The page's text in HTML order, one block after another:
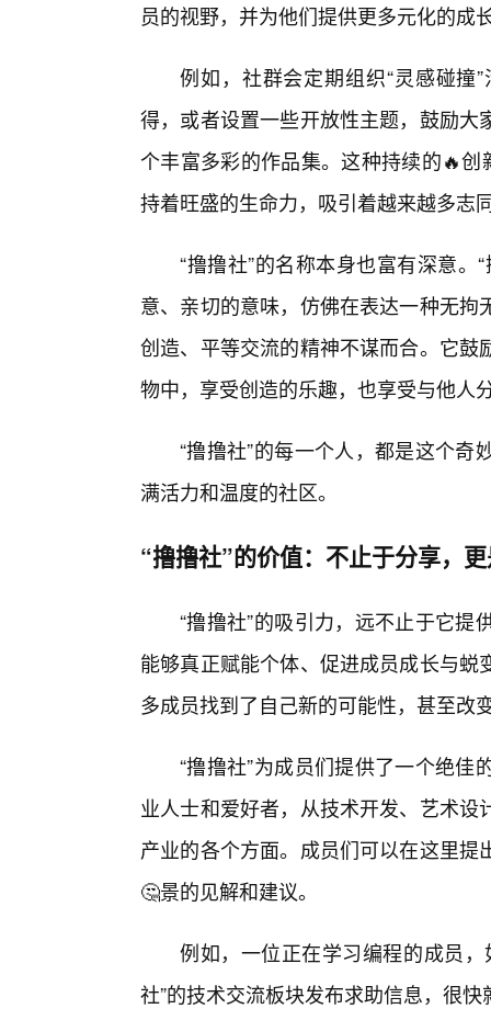
员的视野，并为他们提供更多元化的成
例如，社群会定期组织“灵感碰撞
得，或者设置一些开放性主题，鼓励
个丰富多彩的作品集。这种持续的🔥
持着旺盛的生命力，吸引着越来越多志
“撸撸社”的名称本身也富有深意
意、亲切的意味，仿佛在表达一种无
创造、平等交流的精神不谋而合。它
物中，享受创造的乐趣，也享受与他人
“撸撸社”的每一个人，都是这个
满活力和温度的社区。
“撸撸社”的价值：不止于分享，
“撸撸社”的吸引力，远不止于它
能够真正赋能个体、促进成员成长与
多成员找到了自己新的可能性，甚至改
“撸撸社”为成员们提供了一个绝
业人士和爱好者，从技术开发、艺术
产业的各个方面。成员们可以在这里
🤔景的见解和建议。
例如，一位正在学习编程的成员
社”的技术交流板块发布求助信息，很